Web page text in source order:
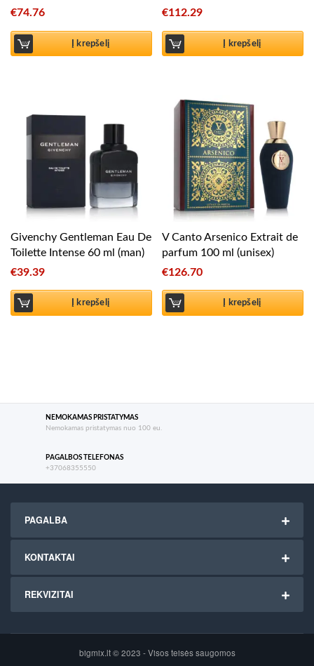
€74.76
Į krepšelį
€112.29
Į krepšelį
Givenchy Gentleman Eau De
Toilette Intense 60 ml (man)
€39.39
Į krepšelį
V Canto Arsenico Extrait de
parfum 100 ml (unisex)
€126.70
Į krepšelį
NEMOKAMAS PRISTATYMAS
Nemokamas pristatymas nuo 100 eu.
PAGALBOS TELEFONAS
+37068355550
PAGALBA
KONTAKTAI
REKVIZITAI
bigmix.lt © 2023 - Visos teisės saugomos